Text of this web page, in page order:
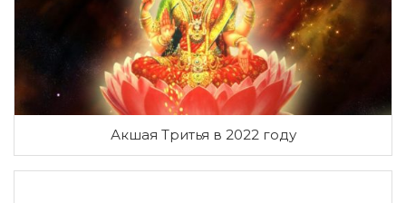
Акшая Тритья в 2022 году